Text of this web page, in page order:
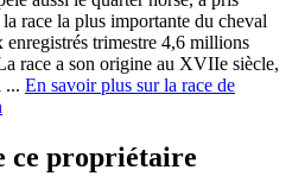
race la plus importante du cheval
trimestre 4,6 millions
race a son origine au XVIIe siècle,
... En savoir plus sur la race de
ce propriétaire